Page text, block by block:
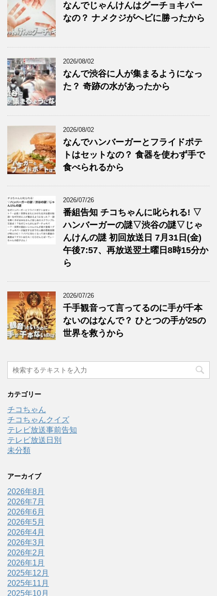
なんでじゃんけんはグーチョキパー
なの？ ナメクジがヘビに勝ったから
2026/08/02
なんで渋谷に人が集まるようになっ
た？ 奇跡の水があったから
2026/08/02
なんでハンバーガーとフライドポテ
トはセットなの？ 食器を使わず手で
食べられるから
2026/07/26
番組告知 チコちゃんに叱られる! ▽
ハンバーガーの謎▽渋谷の謎▽じゃ
んけんの謎 初回放送日 7月31日(金)
午後7:57、再放送翌土曜日8時15分か
ら
2026/07/26
千手観音って言ってるのに手が千本
ないのはなんで？ ひとつの手が25の
世界を救うから
カテゴリー
チコちゃん
チコちゃんクイズ
テレビ放送事前告知
テレビ放送日別
未分類
アーカイブ
2026年8月
2026年7月
2026年6月
2026年5月
2026年4月
2026年3月
2026年2月
2026年1月
2025年12月
2025年11月
2025年10月